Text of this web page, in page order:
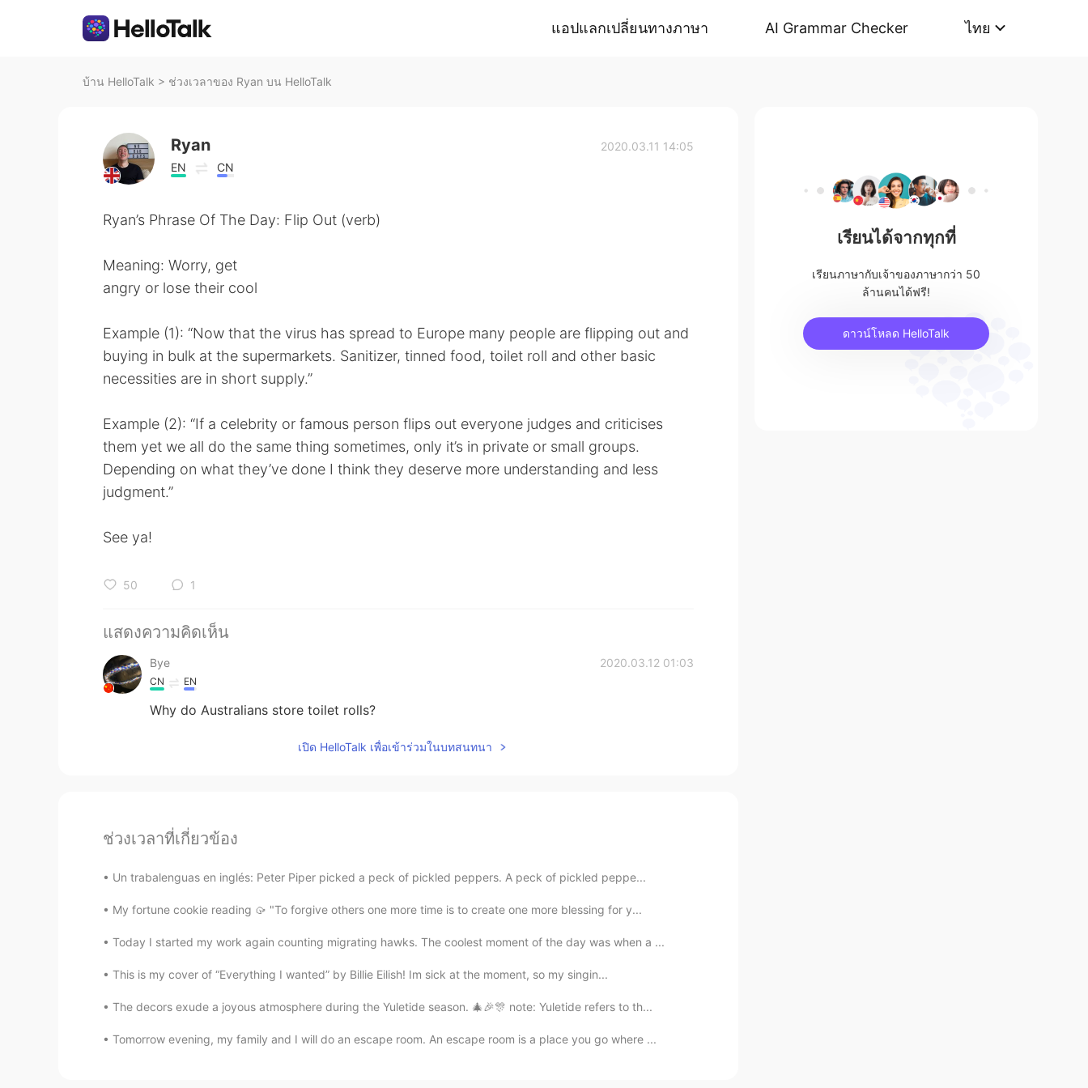
แอปแลกเปลี่ยนทางภาษา AI Grammar Checker ไทย
บ้าน HelloTalk > ช่วงเวลาของ Ryan บน HelloTalk
Ryan
EN CN
2020.03.11 14:05
Ryan’s Phrase Of The Day: Flip Out (verb)
Meaning: Worry, get
angry or lose their cool
Example (1): “Now that the virus has spread to Europe many people are flipping out and
buying in bulk at the supermarkets. Sanitizer, tinned food, toilet roll and other basic
necessities are in short supply.”
Example (2): “If a celebrity or famous person flips out everyone judges and criticises
them yet we all do the same thing sometimes, only it’s in private or small groups.
Depending on what they’ve done I think they deserve more understanding and less
judgment.”
See ya!
50 1
แสดงความคิดเห็น
Bye 2020.03.12 01:03
CN EN
Why do Australians store toilet rolls?
เปิด HelloTalk เพื่อเข้าร่วมในบทสนทนา
ช่วงเวลาที่เกี่ยวข้อง
Un trabalenguas en inglés: Peter Piper picked a peck of pickled peppers. A peck of pickled peppe...
My fortune cookie reading 🥠 "To forgive others one more time is to create one more blessing for y...
Today I started my work again counting migrating hawks. The coolest moment of the day was when a ...
This is my cover of “Everything I wanted” by Billie Eilish! Im sick at the moment, so my singin...
The decors exude a joyous atmosphere during the Yuletide season. 🎄🎉🎊 note: Yuletide refers to th...
Tomorrow evening, my family and I will do an escape room. An escape room is a place you go where ...
เรียนได้จากทุกที่
เรียนภาษากับเจ้าของภาษากว่า 50
ล้านคนได้ฟรี!
ดาวน์โหลด HelloTalk